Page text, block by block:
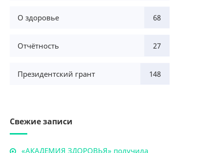
О здоровье 68
Отчётность 27
Президентский грант 148
Свежие записи
«АКАДЕМИЯ ЗДОРОВЬЯ» получила